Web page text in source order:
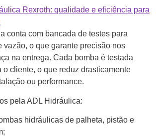
Rexroth: qualidade e eficiência para
conta com bancada de testes para
vazão, o que garante precisão nos
na entrega. Cada bomba é testada
o cliente, o que reduz drasticamente
ou performance.
pela ADL Hidráulica:
hidráulicas de palheta, pistão e